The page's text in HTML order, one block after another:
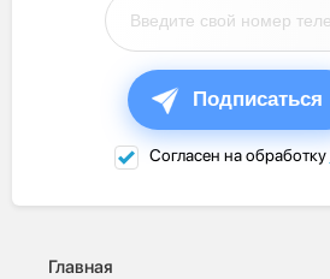
Подписаться
Согласен на обработку
Главная